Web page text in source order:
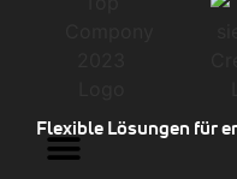
Flexible Lösungen für